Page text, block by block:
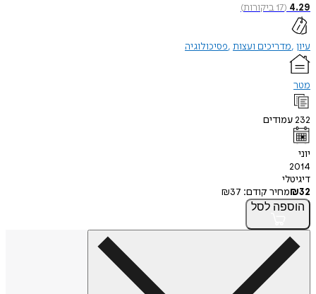
4.29
(
17ביקורות)
עיון מדריכים ועצות פסיכולוגיה
מטר
232עמודים
יוני
2014
דיגיטלי
₪32 מחיר קודם: ₪37
הוספה לסל